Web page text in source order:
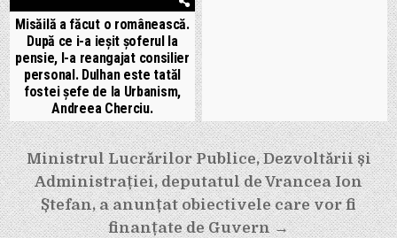
Misăilă a făcut o românească.
După ce i-a ieșit șoferul la
pensie, l-a reangajat consilier
personal. Dulhan este tatăl
fostei șefe de la Urbanism,
Andreea Cherciu.
Navigare
în
articole
Ministrul Lucrărilor Publice, Dezvoltării și
Administrației, deputatul de Vrancea Ion
Ștefan, a anunțat obiectivele care vor fi
finanțate de Guvern →